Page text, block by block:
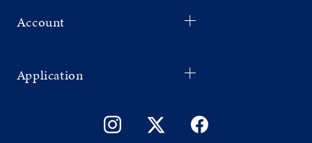
Account
Application